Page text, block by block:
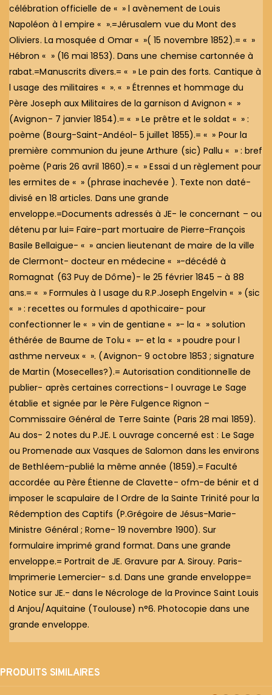
célébration officielle de « » l avènement de Louis
Napoléon à l empire « ».=Jérusalem vue du Mont des
Oliviers. La mosquée d Omar « »( 15 novembre 1852).= « »
Hébron « » (16 mai 1853). Dans une chemise cartonnée à
rabat.=Manuscrits divers.= « » Le pain des forts. Cantique à
l usage des militaires « ». « » Étrennes et hommage du
Père Joseph aux Militaires de la garnison d Avignon « »
(Avignon- 7 janvier 1854).= « » Le prêtre et le soldat « » :
poème (Bourg-Saint-Andéol- 5 juillet 1855).= « » Pour la
première communion du jeune Arthure (sic) Pallu « » : bref
poème (Paris 26 avril 1860).= « » Essai d un règlement pour
les ermites de « » (phrase inachevée ). Texte non daté-
divisé en 18 articles. Dans une grande
enveloppe.=Documents adressés à JE- le concernant – ou
détenu par lui= Faire-part mortuaire de Pierre-François
Basile Bellaigue- « » ancien lieutenant de maire de la ville
de Clermont- docteur en médecine « »-décédé à
Romagnat (63 Puy de Dôme)- le 25 février 1845 – à 88
ans.= « » Formules à l usage du R.P.Joseph Engelvin « » (sic
« » : recettes ou formules d apothicaire- pour
confectionner le « » vin de gentiane « »- la « » solution
éthérée de Baume de Tolu « »- et la « » poudre pour l
asthme nerveux « ». (Avignon- 9 octobre 1853 ; signature
de Martin (Mosecelles?).= Autorisation conditionnelle de
publier- après certaines corrections- l ouvrage Le Sage
établie et signée par le Père Fulgence Rignon –
Commissaire Général de Terre Sainte (Paris 28 mai 1859).
Au dos- 2 notes du P.JE. L ouvrage concerné est : Le Sage
ou Promenade aux Vasques de Salomon dans les environs
de Bethléem-publié la même année (1859).= Faculté
accordée au Père Étienne de Clavette- ofm-de bénir et d
imposer le scapulaire de l Ordre de la Sainte Trinité pour la
Rédemption des Captifs (P.Grégoire de Jésus-Marie-
Ministre Général ; Rome- 19 novembre 1900). Sur
formulaire imprimé grand format. Dans une grande
enveloppe.= Portrait de JE. Gravure par A. Sirouy. Paris-
Imprimerie Lemercier- s.d. Dans une grande enveloppe=
Notice sur JE.- dans le Nécrologe de la Province Saint Louis
d Anjou/Aquitaine (Toulouse) n°6. Photocopie dans une
grande enveloppe.
PRODUITS SIMILAIRES